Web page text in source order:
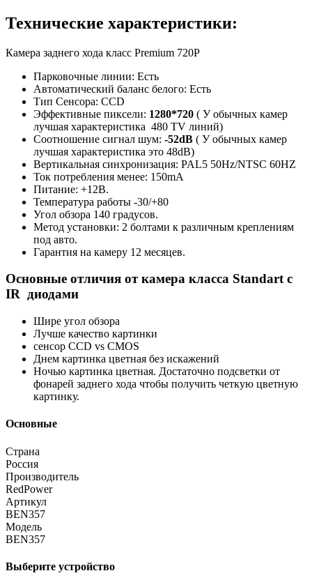
Технические характеристики:
Камера заднего хода класс Premium 720P
Парковочные линии: Есть
Автоматический баланс белого: Есть
Тип Сенсора: CCD
Эффективные пиксели: 1280*720 ( У обычных камер
лучшая характеристика 480 TV линий)
Соотношение сигнал шум: -52dB ( У обычных камер
лучшая характеристика это 48dB)
Вертикальная синхронизация: PAL5 50Hz/NTSC 60HZ
Ток потребления менее: 150mA
Питание: +12В.
Температура работы -30/+80
Угол обзора 140 градусов.
Метод установки: 2 болтами к различным креплениям
под авто.
Гарантия на камеру 12 месяцев.
Основные отличия от камера класса Standart с
IR диодами
Шире угол обзора
Лучше качество картинки
сенсор CCD vs CMOS
Днем картинка цветная без искажений
Ночью картинка цветная. Достаточно подсветки от
фонарей заднего хода чтобы получить четкую цветную
картинку.
Основные
Страна
Россия
Производитель
RedPower
Артикул
BEN357
Модель
BEN357
Выберите устройство